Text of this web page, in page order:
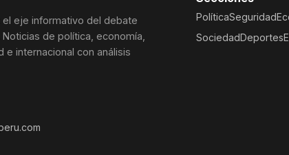
el eje informativo del debate
de política, economía,
e internacional con análisis
PolíticaSeguridad
SociedadDeportes